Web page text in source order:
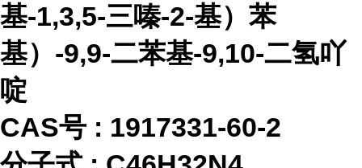
基-1,3,5-三嗪-2-基）苯
基）-9,9-二苯基-9,10-二氢吖
啶
CAS号 : 1917331-60-2